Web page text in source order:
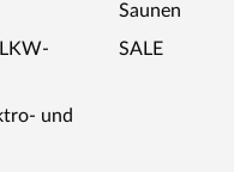
und
Saunen
SALE